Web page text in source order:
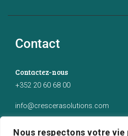
Nous respectons votre vie
Contact
Contactez-nous
+352 20 60 68 00
info@crescerasolutions.com